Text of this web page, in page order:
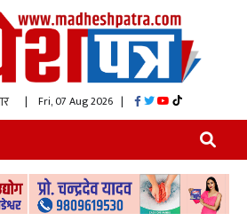
| Fri, 07 Aug 2026 |